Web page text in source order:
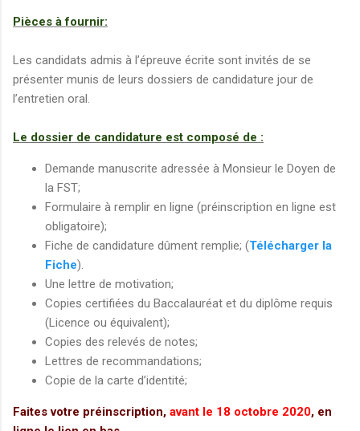
Pièces à fournir:
Les candidats admis à l’épreuve écrite sont invités de se
présenter munis de leurs dossiers de candidature jour de
l’entretien oral.
Le dossier de candidature est composé de :
Demande manuscrite adressée à Monsieur le Doyen de
la FST;
Formulaire à remplir en ligne (préinscription en ligne est
obligatoire);
Fiche de candidature dûment remplie; (Télécharger la
Fiche).
Une lettre de motivation;
Copies certifiées du Baccalauréat et du diplôme requis
(Licence ou équivalent);
Copies des relevés de notes;
Lettres de recommandations;
Copie de la carte d’identité;
Faites votre préinscription, avant le 18 octobre 2020, en